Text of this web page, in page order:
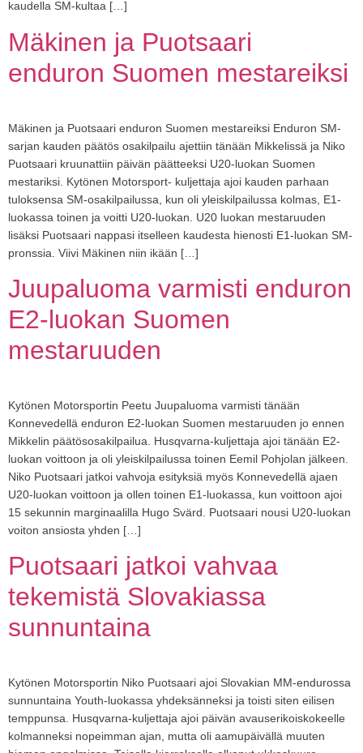
kaudella SM-kultaa […]
Mäkinen ja Puotsaari
enduron Suomen mestareiksi
Mäkinen ja Puotsaari enduron Suomen mestareiksi Enduron SM-
sarjan kauden päätös osakilpailu ajettiin tänään Mikkelissä ja Niko
Puotsaari kruunattiin päivän päätteeksi U20-luokan Suomen
mestariksi. Kytönen Motorsport- kuljettaja ajoi kauden parhaan
tuloksensa SM-osakilpailussa, kun oli yleiskilpailussa kolmas, E1-
luokassa toinen ja voitti U20-luokan. U20 luokan mestaruuden
lisäksi Puotsaari nappasi itselleen kaudesta hienosti E1-luokan SM-
pronssia. Viivi Mäkinen niin ikään […]
Juupaluoma varmisti enduron
E2-luokan Suomen
mestaruuden
Kytönen Motorsportin Peetu Juupaluoma varmisti tänään
Konnevedellä enduron E2-luokan Suomen mestaruuden jo ennen
Mikkelin päätösosakilpailua. Husqvarna-kuljettaja ajoi tänään E2-
luokan voittoon ja oli yleiskilpailussa toinen Eemil Pohjolan jälkeen.
Niko Puotsaari jatkoi vahvoja esityksiä myös Konnevedellä ajaen
U20-luokan voittoon ja ollen toinen E1-luokassa, kun voittoon ajoi
15 sekunnin marginaalilla Hugo Svärd. Puotsaari nousi U20-luokan
voiton ansiosta yhden […]
Puotsaari jatkoi vahvaa
tekemistä Slovakiassa
sunnuntaina
Kytönen Motorsportin Niko Puotsaari ajoi Slovakian MM-endurossa
sunnuntaina Youth-luokassa yhdeksänneksi ja toisti siten eilisen
temppunsa. Husqvarna-kuljettaja ajoi päivän avauserikoiskokeelle
kolmanneksi nopeimman ajan, mutta oli aamupäivällä muuten